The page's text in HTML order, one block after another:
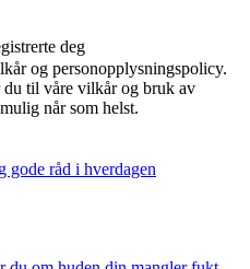
deg
og personopplysningspolicy.
du til våre vilkår og bruk av
når som helst.
gode råd i hverdagen